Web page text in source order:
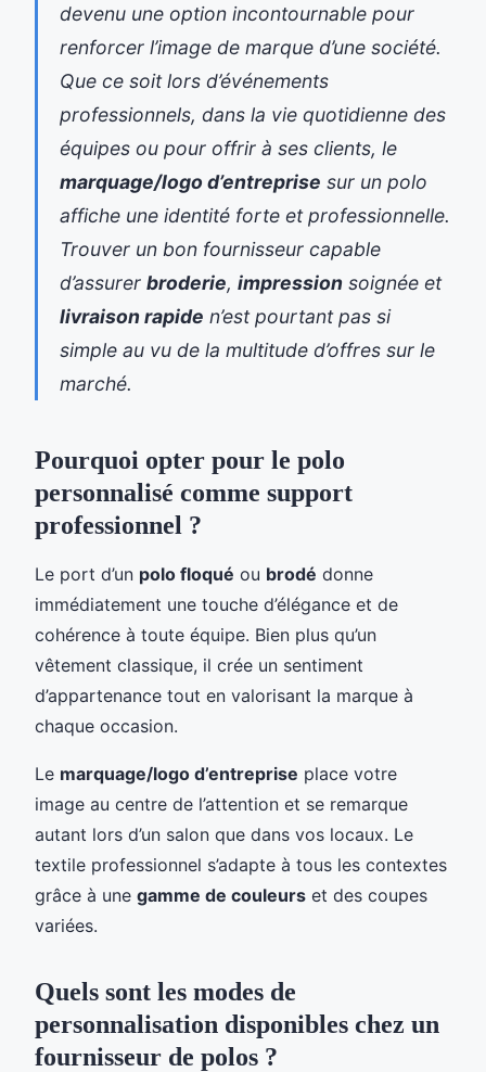
devenu une option incontournable pour
renforcer l’image de marque d’une société.
Que ce soit lors d’événements
professionnels, dans la vie quotidienne des
équipes ou pour offrir à ses clients, le
marquage/logo d’entreprise sur un polo
affiche une identité forte et professionnelle.
Trouver un bon fournisseur capable
d’assurer broderie, impression soignée et
livraison rapide n’est pourtant pas si
simple au vu de la multitude d’offres sur le
marché.
Pourquoi opter pour le polo
personnalisé comme support
professionnel ?
Le port d’un polo floqué ou brodé donne
immédiatement une touche d’élégance et de
cohérence à toute équipe. Bien plus qu’un
vêtement classique, il crée un sentiment
d’appartenance tout en valorisant la marque à
chaque occasion.
Le marquage/logo d’entreprise place votre
image au centre de l’attention et se remarque
autant lors d’un salon que dans vos locaux. Le
textile professionnel s’adapte à tous les contextes
grâce à une gamme de couleurs et des coupes
variées.
Quels sont les modes de
personnalisation disponibles chez un
fournisseur de polos ?